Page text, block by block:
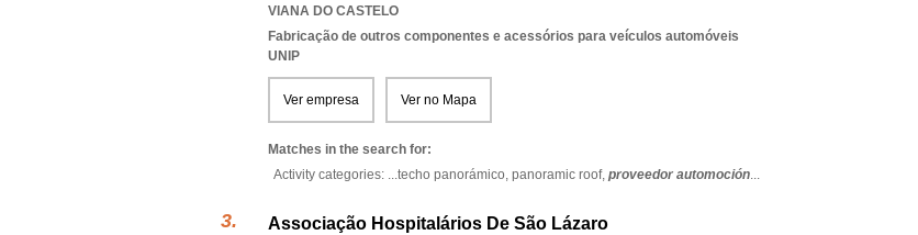
VIANA DO CASTELO
Fabricação de outros componentes e acessórios para veículos automóveis
UNIP
Ver empresa Ver no Mapa
Matches in the search for:
Activity categories: ...techo panorámico, panoramic roof, proveedor automoción...
Associação Hospitalários De São Lázaro